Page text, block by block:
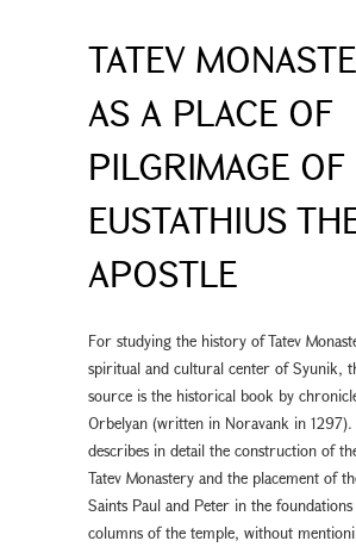
TATEV
AS A PLACE OF
PILGRIMAGE OF
EUSTATHIUS
APOSTLE
For studying the history of Tatev
spiritual and cultural center of Syunik,
source is the historical book by
Orbelyan (written in Noravank in 1297).
describes in detail the construction of
Tatev Monastery and the placement of
Saints Paul and Peter in the
columns of the temple, without